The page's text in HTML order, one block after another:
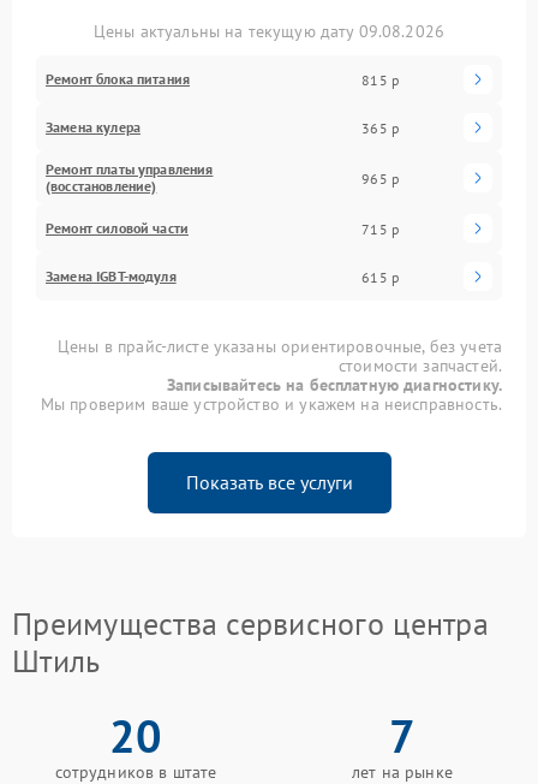
Цены актуальны на текущую дату 09.08.2026
Ремонт блока питания 815 р
Замена кулера 365 р
Ремонт платы управления
(восстановление)
965 р
Ремонт силовой части 715 р
Замена IGBT-модуля 615 р
Цены в прайс-листе указаны ориентировочные, без учета
стоимости запчастей.
Записывайтесь на бесплатную диагностику.
Мы проверим ваше устройство и укажем на неисправность.
Показать все услуги
Преимущества сервисного центра
Штиль
20
сотрудников в штате
7
лет на рынке